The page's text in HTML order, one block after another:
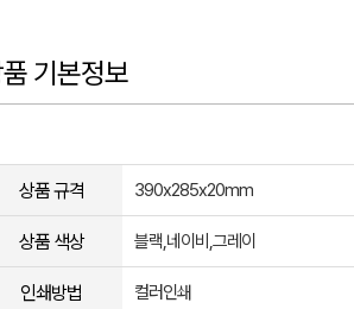
기본정보
상품 규격 390x285x20mm
상품 색상 블랙,네이비,그레이
인쇄방법 컬러인쇄